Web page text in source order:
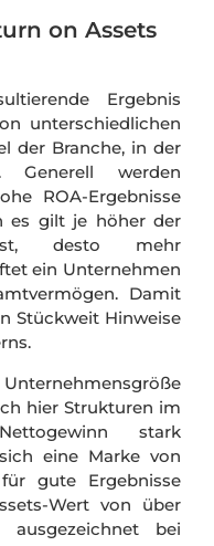
on Assets
Ergebnis
unterschiedlichen
der Branche, in der
Generell werden
ROA-Ergebnisse
es gilt je höher der
desto mehr
ein Unternehmen
Damit
Stückweit Hinweise
hier Strukturen im
stark
eine Marke von
gute Ergebnisse
Wert von über
bei